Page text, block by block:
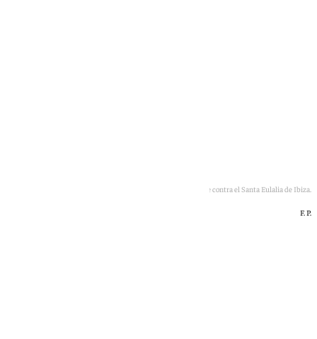
El Armilla pierde contra el Santa Eulalia de Ibiza.
F. P.